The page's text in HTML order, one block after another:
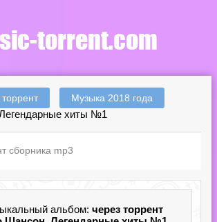
Музыка 2018 года
хиты №1
альбом: через торрент